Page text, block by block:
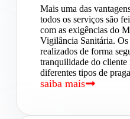
Mais uma das
todos os serviços são
com as exigências do
Vigilância Sanitária.
realizados de forma
tranquilidade do cliente
diferentes tipos de
saiba mais